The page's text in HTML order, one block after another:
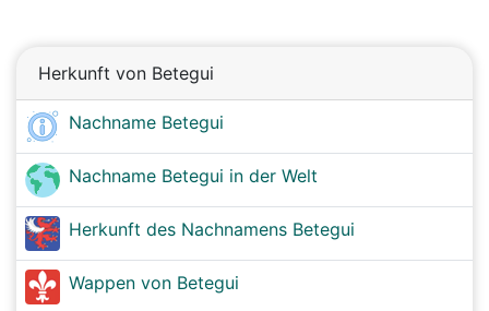
Herkunft von Betegui
Nachname Betegui
Nachname Betegui in der Welt
Herkunft des Nachnamens Betegui
Wappen von Betegui